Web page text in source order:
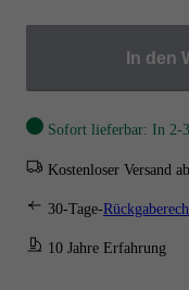
In den
Sofort lieferbar: In 2-
Kostenloser Versand ab
30-Tage-
10 Jahre Erfahrung